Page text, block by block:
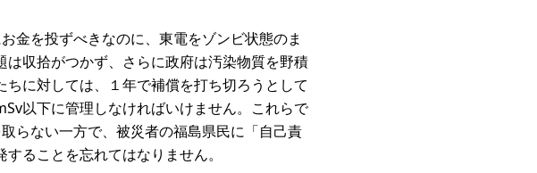
金を投ずべきなのに、東電をゾンビ状態のま
収拾がつかず、さらに政府は汚染物質を野積
に対しては、１年で補償を打ち切ろうとして
以下に管理しなければいけません。これらで
らない一方で、被災者の福島県民に「自己責
ることを忘れてはなりません。